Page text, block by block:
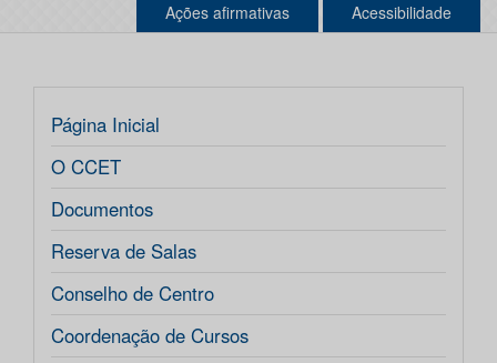
Ações afirmativas Acessibilidade
Página Inicial
O CCET
Documentos
Reserva de Salas
Conselho de Centro
Coordenação de Cursos